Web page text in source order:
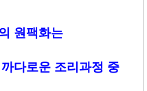
원팩화는
다로운 조리과정 중